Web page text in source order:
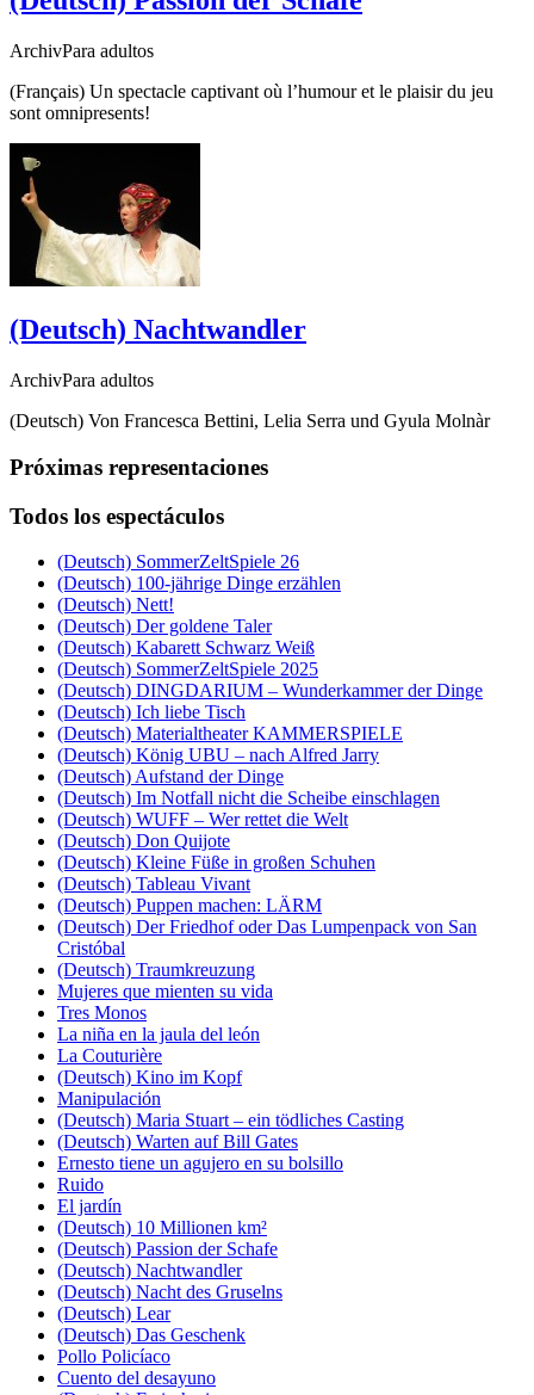
ArchivPara adultos
(Français) Un spectacle captivant où l’humour et le plaisir du jeu
sont omnipresents!
(Deutsch) Nachtwandler
ArchivPara adultos
(Deutsch) Von Francesca Bettini, Lelia Serra und Gyula Molnàr
Próximas representaciones
Todos los espectáculos
(Deutsch) SommerZeltSpiele 26
(Deutsch) 100-jährige Dinge erzählen
(Deutsch) Nett!
(Deutsch) Der goldene Taler
(Deutsch) Kabarett Schwarz Weiß
(Deutsch) SommerZeltSpiele 2025
(Deutsch) DINGDARIUM – Wunderkammer der Dinge
(Deutsch) Ich liebe Tisch
(Deutsch) Materialtheater KAMMERSPIELE
(Deutsch) König UBU – nach Alfred Jarry
(Deutsch) Aufstand der Dinge
(Deutsch) Im Notfall nicht die Scheibe einschlagen
(Deutsch) WUFF – Wer rettet die Welt
(Deutsch) Don Quijote
(Deutsch) Kleine Füße in großen Schuhen
(Deutsch) Tableau Vivant
(Deutsch) Puppen machen: LÄRM
(Deutsch) Der Friedhof oder Das Lumpenpack von San
Cristóbal
(Deutsch) Traumkreuzung
Mujeres que mienten su vida
Tres Monos
La niña en la jaula del león
La Couturière
(Deutsch) Kino im Kopf
Manipulación
(Deutsch) Maria Stuart – ein tödliches Casting
(Deutsch) Warten auf Bill Gates
Ernesto tiene un agujero en su bolsillo
Ruido
El jardín
(Deutsch) 10 Millionen km²
(Deutsch) Passion der Schafe
(Deutsch) Nachtwandler
(Deutsch) Nacht des Gruselns
(Deutsch) Lear
(Deutsch) Das Geschenk
Pollo Policíaco
Cuento del desayuno